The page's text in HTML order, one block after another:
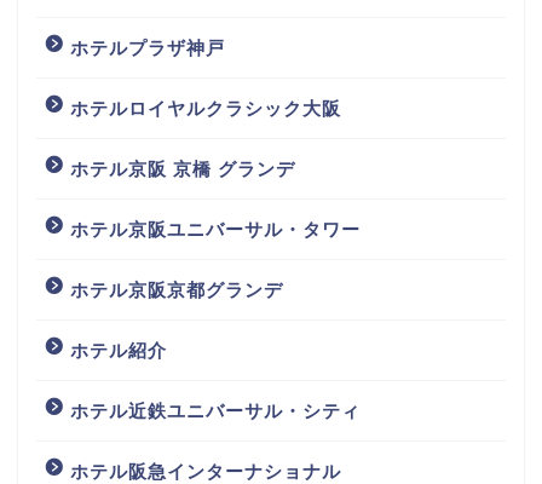
ホテルプラザ神戸
ホテルロイヤルクラシック大阪
ホテル京阪 京橋 グランデ
ホテル京阪ユニバーサル・タワー
ホテル京阪京都グランデ
ホテル紹介
ホテル近鉄ユニバーサル・シティ
ホテル阪急インターナショナル